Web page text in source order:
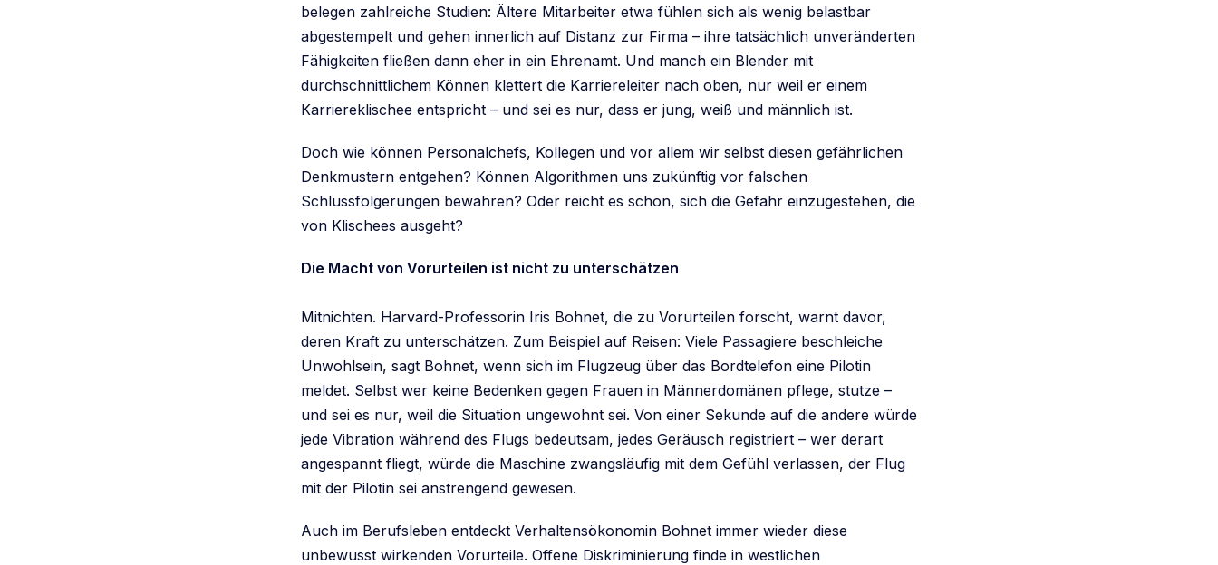
belegen zahlreiche Studien: Ältere Mitarbeiter etwa fühlen sich als wenig belastbar
abgestempelt und gehen innerlich auf Distanz zur Firma – ihre tatsächlich unveränderten
Fähigkeiten fließen dann eher in ein Ehrenamt. Und manch ein Blender mit
durchschnittlichem Können klettert die Karriereleiter nach oben, nur weil er einem
Karriereklischee entspricht – und sei es nur, dass er jung, weiß und männlich ist.
Doch wie können Personalchefs, Kollegen und vor allem wir selbst diesen gefährlichen
Denkmustern entgehen? Können Algorithmen uns zukünftig vor falschen
Schlussfolgerungen bewahren? Oder reicht es schon, sich die Gefahr einzugestehen, die
von Klischees ausgeht?
Die Macht von Vorurteilen ist nicht zu unterschätzen
Mitnichten. Harvard-Professorin Iris Bohnet, die zu Vorurteilen forscht, warnt davor,
deren Kraft zu unterschätzen. Zum Beispiel auf Reisen: Viele Passagiere beschleiche
Unwohlsein, sagt Bohnet, wenn sich im Flugzeug über das Bordtelefon eine Pilotin
meldet. Selbst wer keine Bedenken gegen Frauen in Männerdomänen pflege, stutze –
und sei es nur, weil die Situation ungewohnt sei. Von einer Sekunde auf die andere würde
jede Vibration während des Flugs bedeutsam, jedes Geräusch registriert – wer derart
angespannt fliegt, würde die Maschine zwangsläufig mit dem Gefühl verlassen, der Flug
mit der Pilotin sei anstrengend gewesen.
Auch im Berufsleben entdeckt Verhaltensökonomin Bohnet immer wieder diese
unbewusst wirkenden Vorurteile. Offene Diskriminierung finde in westlichen